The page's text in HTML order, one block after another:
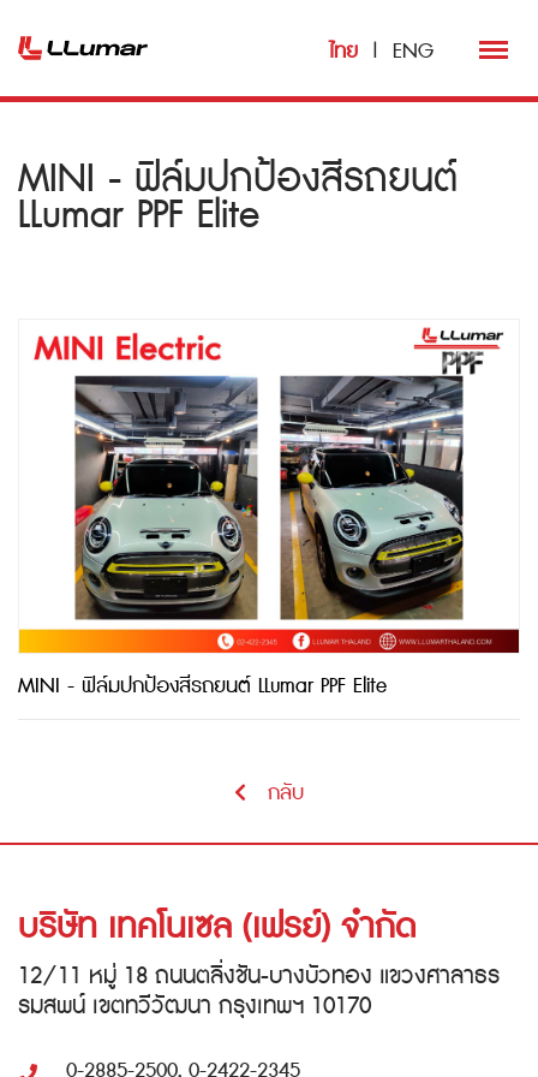
ไทย | ENG
MINI - ฟิล์มปกป้องสีรถยนต์
LLumar PPF Elite
MINI - ฟิล์มปกป้องสีรถยนต์ LLumar PPF Elite
กลับ
บริษัท เทคโนเซล (เฟรย์) จำกัด
12/11 หมู่ 18 ถนนตลิ่งชัน-บางบัวทอง แขวงศาลาธร
รมสพน์ เขตทวีวัฒนา กรุงเทพฯ 10170